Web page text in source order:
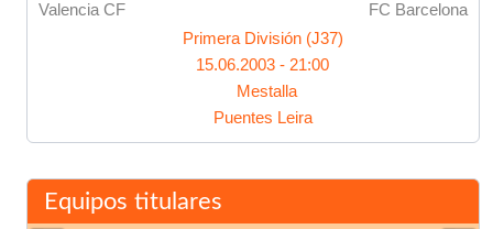
Valencia CF
FC Barcelona
Primera División (J37)
15.06.2003 - 21:00
Mestalla
Puentes Leira
Equipos titulares